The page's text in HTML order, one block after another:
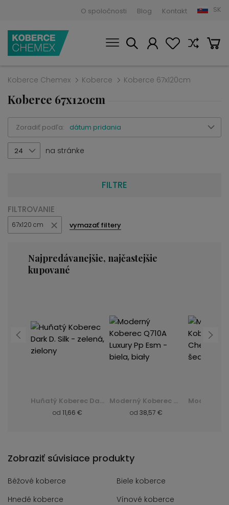
O spoločnosti Blog Kontakt SK
Koberce Chemex Koberce Koberce 67x120cm
Koberce 67x120cm
Zoradiť podľa: dátum pridania
24 na stránke
FILTRE
FILTROVANIE
67x120 cm vymazať filtery
Najpredávanejšie, najčastejšie
kupované
Huňatý Koberec Dark D. Silk - zelená, zielony
od 11,66 €
Moderný Koberec Q710A Luxury Pp Esm - biela, biały
od 38,57 €
Zobraziť súvisiace produkty
Béžové koberce
Biele koberce
Hnedé koberce
Vínové koberce